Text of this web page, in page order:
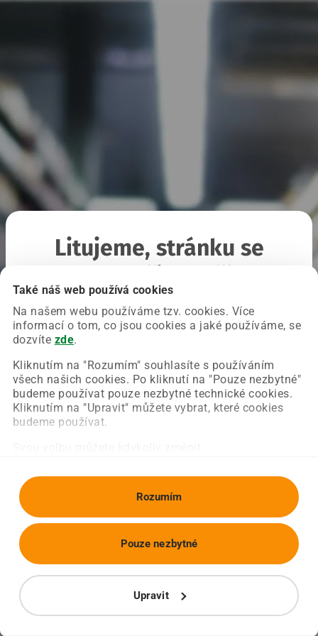
Také náš web používá cookies
Na našem webu používáme tzv. cookies. Více
informací o tom, co jsou cookies a jaké používáme, se
dozvíte zde.
Kliknutím na "Rozumím" souhlasíte s používáním
všech našich cookies. Po kliknutí na "Pouze nezbytné"
budeme používat pouze nezbytné technické cookies.
Kliknutím na "Upravit" můžete vybrat, které cookies
budeme používat.
Rozumím
Upravit
Pouze nezbytné
Litujeme, stránku se
Chyba nastala na naší straně a už ji opravujeme.
Zkuste prosím znovu načíst požadovanou stránku.
Obnovit stránku Úvodní strana